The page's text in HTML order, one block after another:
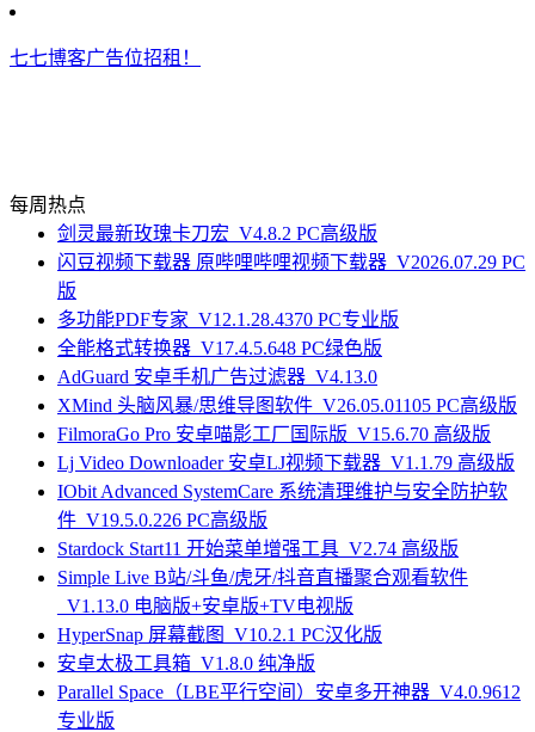
七七博客广告位招租！
每周热点
剑灵最新玫瑰卡刀宏_V4.8.2 PC高级版
闪豆视频下载器 原哔哩哔哩视频下载器_V2026.07.29 PC
版
多功能PDF专家_V12.1.28.4370 PC专业版
全能格式转换器_V17.4.5.648 PC绿色版
AdGuard 安卓手机广告过滤器_V4.13.0
XMind 头脑风暴/思维导图软件_V26.05.01105 PC高级版
FilmoraGo Pro 安卓喵影工厂国际版_V15.6.70 高级版
Lj Video Downloader 安卓LJ视频下载器_V1.1.79 高级版
IObit Advanced SystemCare 系统清理维护与安全防护软
件_V19.5.0.226 PC高级版
Stardock Start11 开始菜单增强工具_V2.74 高级版
Simple Live B站/斗鱼/虎牙/抖音直播聚合观看软件
_V1.13.0 电脑版+安卓版+TV电视版
HyperSnap 屏幕截图_V10.2.1 PC汉化版
安卓太极工具箱_V1.8.0 纯净版
Parallel Space（LBE平行空间）安卓多开神器_V4.0.9612
专业版